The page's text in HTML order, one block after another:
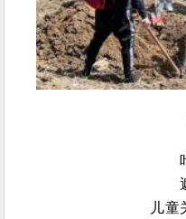
儿童